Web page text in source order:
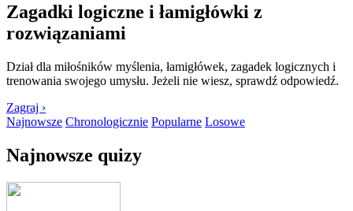
Zagadki logiczne i łamigłówki z
rozwiązaniami
Dział dla miłośników myślenia, łamigłówek, zagadek logicznych i
trenowania swojego umysłu. Jeżeli nie wiesz, sprawdź odpowiedź.
Zagraj ›
Najnowsze Chronologicznie Popularne Losowe
Najnowsze quizy